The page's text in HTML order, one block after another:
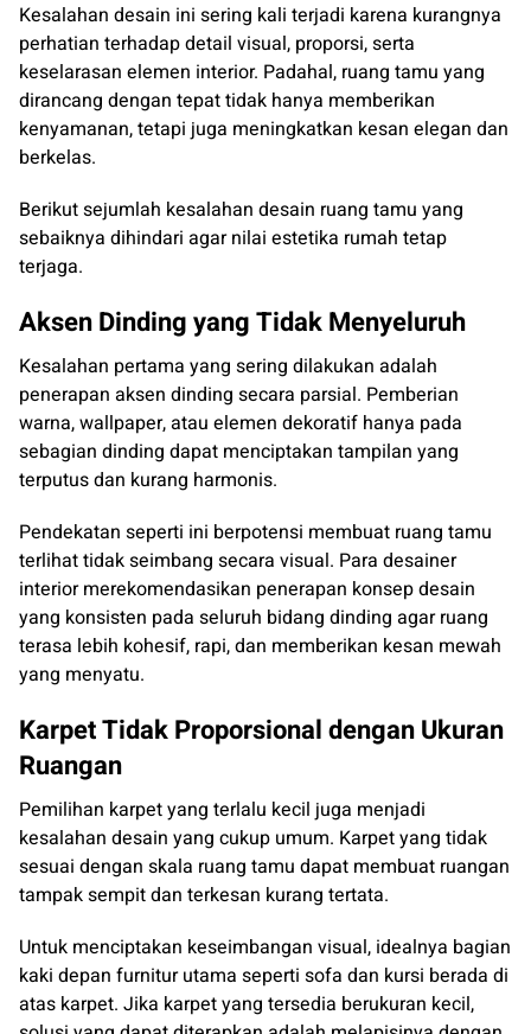
Kesalahan desain ini sering kali terjadi karena kurangnya
perhatian terhadap detail visual, proporsi, serta
keselarasan elemen interior. Padahal, ruang tamu yang
dirancang dengan tepat tidak hanya memberikan
kenyamanan, tetapi juga meningkatkan kesan elegan dan
berkelas.
Berikut sejumlah kesalahan desain ruang tamu yang
sebaiknya dihindari agar nilai estetika rumah tetap
terjaga.
Aksen Dinding yang Tidak Menyeluruh
Kesalahan pertama yang sering dilakukan adalah
penerapan aksen dinding secara parsial. Pemberian
warna, wallpaper, atau elemen dekoratif hanya pada
sebagian dinding dapat menciptakan tampilan yang
terputus dan kurang harmonis.
Pendekatan seperti ini berpotensi membuat ruang tamu
terlihat tidak seimbang secara visual. Para desainer
interior merekomendasikan penerapan konsep desain
yang konsisten pada seluruh bidang dinding agar ruang
terasa lebih kohesif, rapi, dan memberikan kesan mewah
yang menyatu.
Karpet Tidak Proporsional dengan Ukuran
Ruangan
Pemilihan karpet yang terlalu kecil juga menjadi
kesalahan desain yang cukup umum. Karpet yang tidak
sesuai dengan skala ruang tamu dapat membuat ruangan
tampak sempit dan terkesan kurang tertata.
Untuk menciptakan keseimbangan visual, idealnya bagian
kaki depan furnitur utama seperti sofa dan kursi berada di
atas karpet. Jika karpet yang tersedia berukuran kecil,